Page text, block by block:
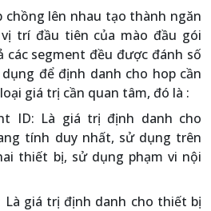
chồng lên nhau tạo thành ngăn
trí đầu tiên của mào đầu gói
các segment đều được đánh số
để định danh cho hop cần
giá trị cần quan tâm, đó là :
ID: Là giá trị định danh cho
tính duy nhất, sử dụng trên
thiết bị, sử dụng phạm vi nội
Là giá trị định danh cho thiết bị